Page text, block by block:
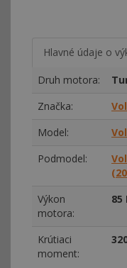
Hlavné údaje o
Druh motora:
Značka:
Model:
Podmodel:
Výkon
motora:
85
Krútiaci
moment: